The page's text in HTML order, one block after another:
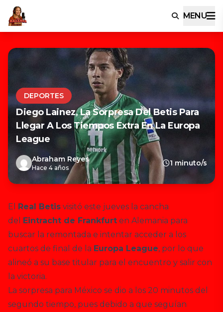
MENU
DEPORTES
Diego Lainez, La Sorpresa Del Betis Para
Llegar A Los Tiempos Extra En La Europa
League
Abraham Reyes
Hace 4 años
1 minuto/s
El Real Betis visitó este jueves la cancha
del Eintracht de Frankfurt en Alemania para
buscar la remontada e intentar acceder a los
cuartos de final de la Europa League, por lo que
alineó a su base titular para el encuentro y salir con
la victoria.
La sorpresa para México se dio a los 20 minutos del
segundo tiempo, pues debido a que seguían